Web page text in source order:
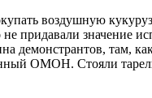
воздушную
придавали значение
демонстрантов, там,
ОМОН. Стояли